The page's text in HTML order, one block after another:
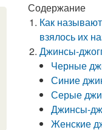
Содержание
Как
взялось их
Джинсы-
Черные
Синие
Серые
Джинсы-
Женские